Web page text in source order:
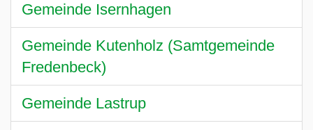
Gemeinde Isernhagen
Gemeinde Kutenholz (Samtgemeinde
Fredenbeck)
Gemeinde Lastrup